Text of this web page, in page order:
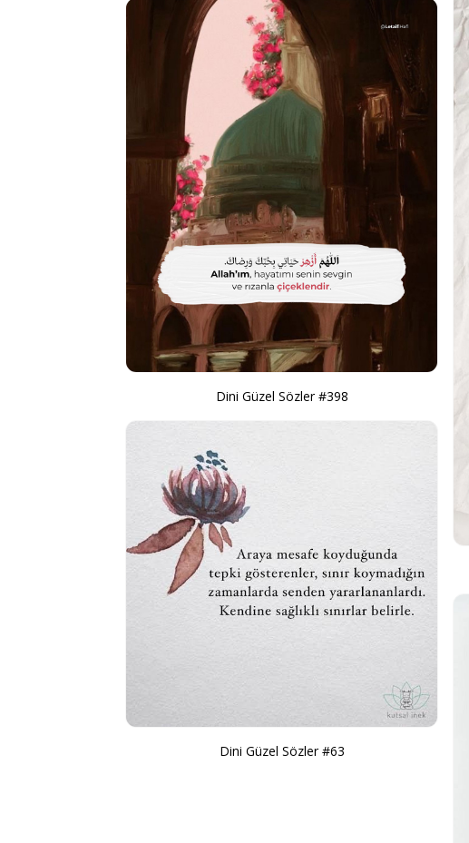
Dini Güzel Sözler #398
Dini Güzel Sözler #63